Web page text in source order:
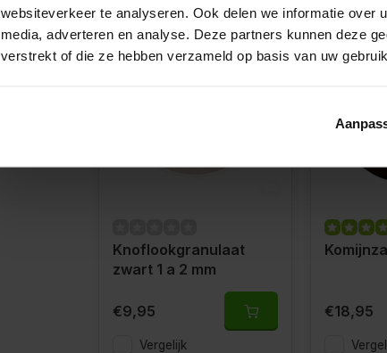
websiteverkeer te analyseren. Ook delen we informatie
media, adverteren en analyse. Deze partners kunnen deze
verstrekt of die ze hebben verzameld op basis van uw
Knoflookgranulaat
zwart 1 a 2 mm
€9,95
Vergelijk
€18,95